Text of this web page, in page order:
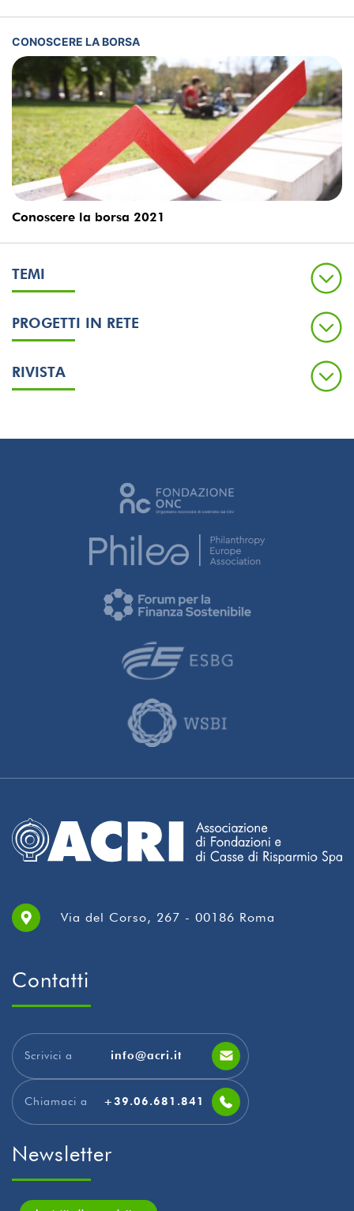
CONOSCERE LA BORSA
Conoscere la borsa 2021
TEMI
PROGETTI IN RETE
RIVISTA
Via del Corso, 267 - 00186 Roma
Contatti
Scrivici a info@acri.it
Chiamaci a +39.06.681.841
Newsletter